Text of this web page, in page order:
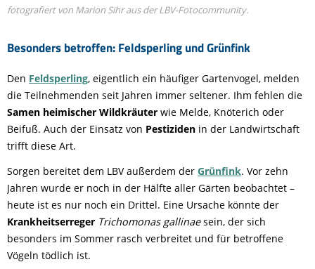
Besonders betroffen: Feldsperling und Grünfink
fotografiert von Marion Sihr aus der LBV-Fotocommunity.
Den Feldsperling, eigentlich ein häufiger Gartenvogel, melden
die Teilnehmenden seit Jahren immer seltener. Ihm fehlen die
Samen heimischer Wildkräuter wie Melde, Knöterich oder
Beifuß. Auch der Einsatz von Pestiziden in der Landwirtschaft
trifft diese Art.
Sorgen bereitet dem LBV außerdem der Grünfink. Vor zehn
Jahren wurde er noch in der Hälfte aller Gärten beobachtet –
heute ist es nur noch ein Drittel. Eine Ursache könnte der
Krankheitserreger Trichomonas gallinaesein, der sich
besonders im Sommer rasch verbreitet und für betroffene
Vögeln tödlich ist.